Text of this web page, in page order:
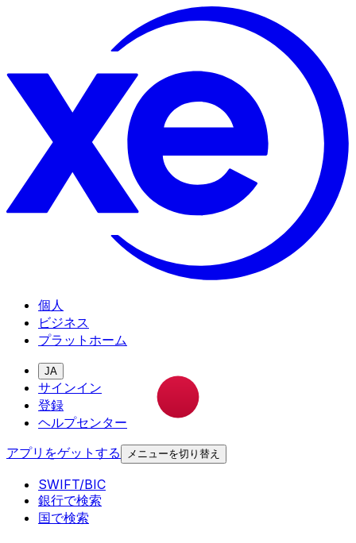
個人
ビジネス
プラットホーム
JA
サインイン
登録
ヘルプセンター
アプリをゲットする
メニューを切り替え
SWIFT/BIC
銀行で検索
国で検索